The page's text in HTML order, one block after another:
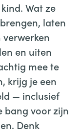
Wat ze
laten
verwerken
en uiten
mee te
krijg je een
— inclusief
bang voor zijn
Denk